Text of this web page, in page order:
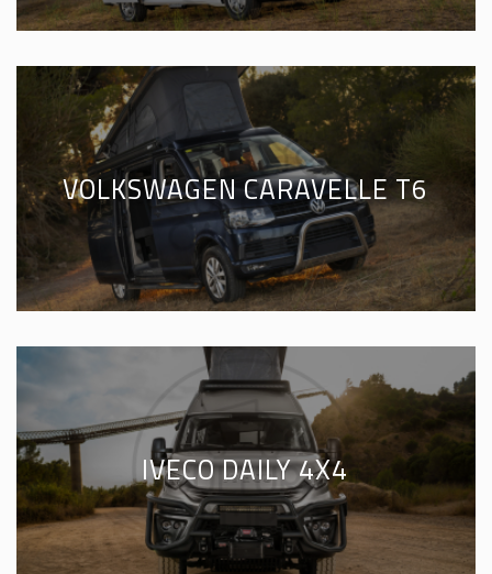
VOLKSWAGEN CARAVELLE T6
IVECO DAILY 4X4